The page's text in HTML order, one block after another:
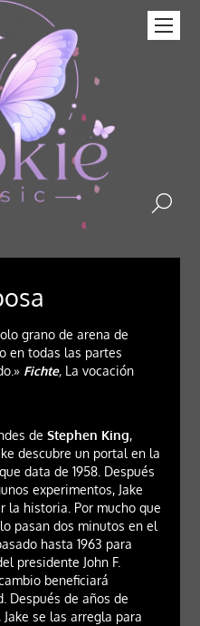
grano de arena de
en todas las partes
Fichte,La vocación
de Stephen King,
descubre un portal en la
data de 1958. Después
experimentos, Jake
la historia. Por mucho que
pasan dos minutos en el
hasta 1963 para
presidente John F.
beneficiará
Después de años de
se las arregla para